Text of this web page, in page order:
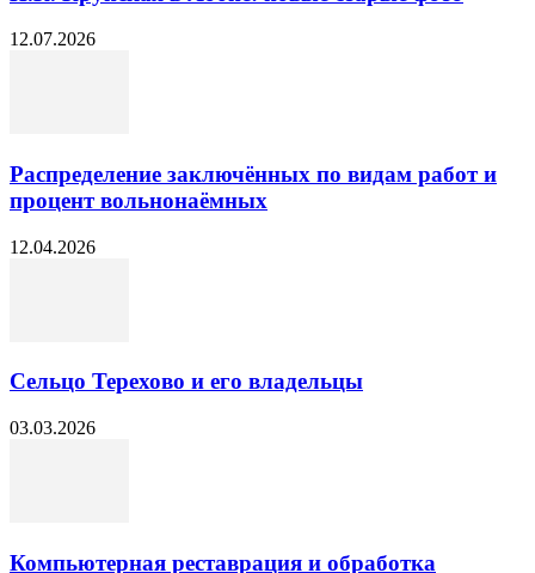
12.07.2026
Распределение заключённых по видам работ и
процент вольнонаёмных
12.04.2026
Сельцо Терехово и его владельцы
03.03.2026
Компьютерная реставрация и обработка